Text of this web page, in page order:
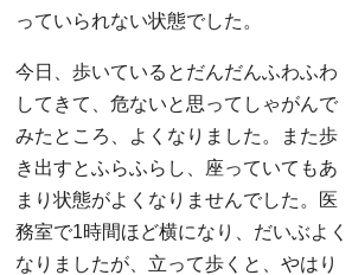
っていられない状態でした。
今日、歩いているとだんだんふわふわ
してきて、危ないと思ってしゃがんで
みたところ、よくなりました。また歩
き出すとふらふらし、座っていてもあ
まり状態がよくなりませんでした。医
務室で1時間ほど横になり、だいぶよく
なりましたが、立って歩くと、やはり